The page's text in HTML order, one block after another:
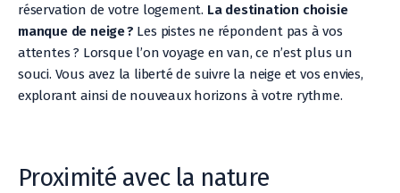
réservation de votre logement. La destination choisie
manque de neige ? Les pistes ne répondent pas à vos
attentes ? Lorsque l’on voyage en van, ce n’est plus un
souci. Vous avez la liberté de suivre la neige et vos envies,
explorant ainsi de nouveaux horizons à votre rythme.
Proximité avec la nature